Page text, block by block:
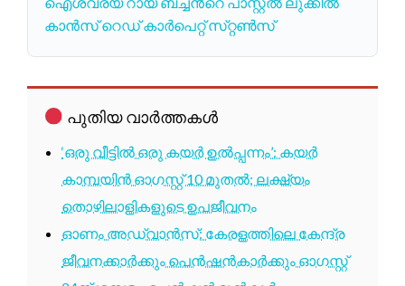
കാൻസ് റെഡ് കാർപെറ്റ് സ്‌റ്റൺസ്
പുതിയ വാർത്തകൾ
‘ഒരു വീട്ടിൽ ഒരു കയർ ഉൽപ്പന്നം’: കയർ
കാമ്പയിൻ ഓഗസ്റ്റ് 10 മുതൽ; ലക്ഷ്യം
തൊഴിലാളികളുടെ ഉപജീവനം
ഓണം അഡ്വാൻസ്: കേരളത്തിലെ കേന്ദ്ര
ജീവനക്കാർക്കും പെൻഷൻകാർക്കും ഓഗസ്റ്റ്